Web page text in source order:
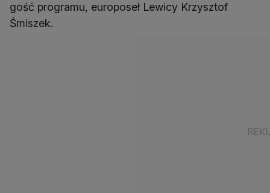
gość programu, europoseł Lewicy Krzysztof
Śmiszek.